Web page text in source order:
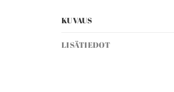
KUVAUS
LISÄTIEDOT